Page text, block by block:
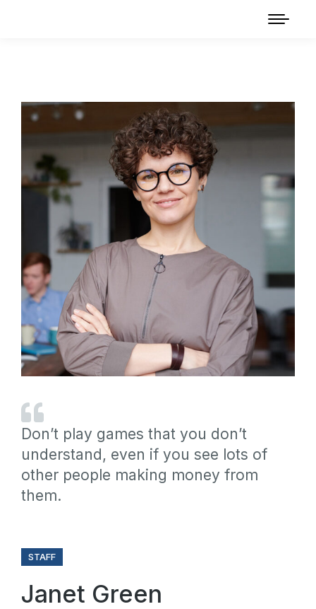
STAFF
Janet Green
Don’t play games that you don’t
understand, even if you see lots of
other people making money from
them.